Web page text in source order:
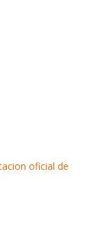
oficial de